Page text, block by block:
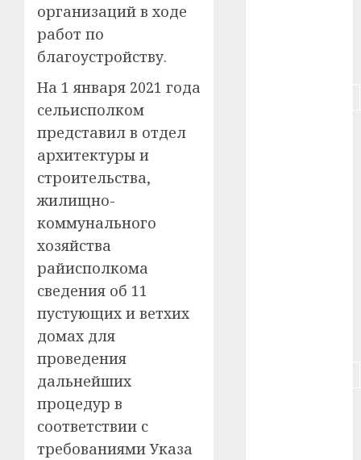
организаций в ходе
работ по
благоустройству.
На 1 января 2021 года
сельисполком
представил в отдел
архитектуры и
строительства,
жилищно-
коммунального
хозяйства
райисполкома
сведения об 11
пустующих и ветхих
домах для
проведения
дальнейших
процедур в
соответствии с
требованиями Указа